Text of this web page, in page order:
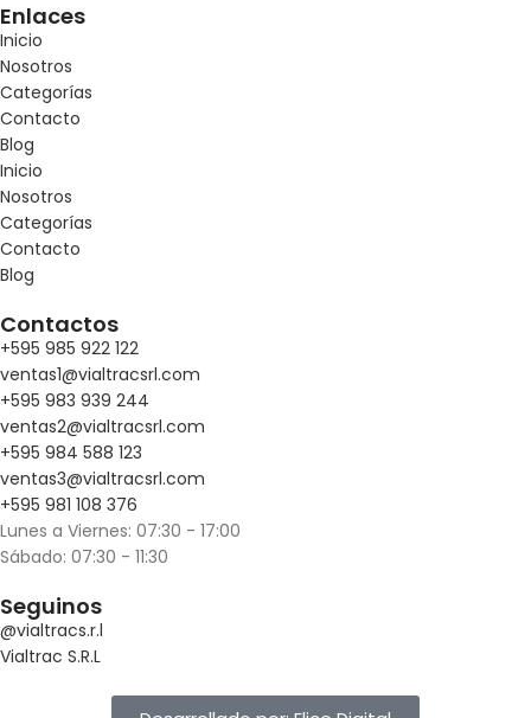
Enlaces
Inicio
Nosotros
Categorías
Contacto
Blog
Inicio
Nosotros
Categorías
Contacto
Blog
Contactos
+595 985 922 122
ventas1@vialtracsrl.com
+595 983 939 244
ventas2@vialtracsrl.com
+595 984 588 123
ventas3@vialtracsrl.com
+595 981 108 376
Lunes a Viernes: 07:30 - 17:00
Sábado: 07:30 - 11:30
Seguinos
@vialtracs.r.l
Vialtrac S.R.L